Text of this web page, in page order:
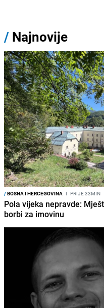
/ Najnovije
/BOSNA I HERCEGOVINA I PRIJE 33MIN
Pola vijeka nepravde:
borbi za imovinu